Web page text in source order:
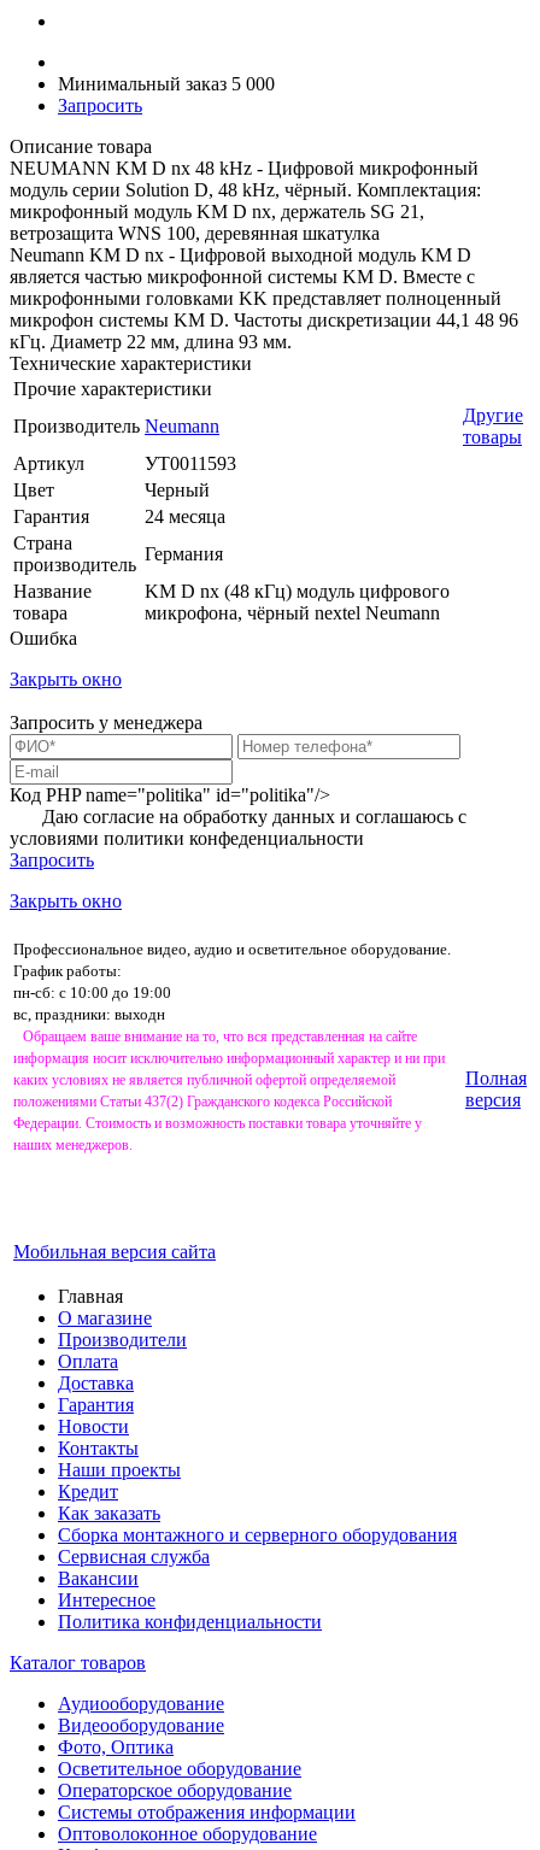
Минимальный заказ 5 000
Запросить
Описание товара
NEUMANN KM D nx 48 kHz - Цифровой микрофонный
модуль серии Solution D, 48 kHz, чёрный. Комплектация:
микрофонный модуль KM D nx, держатель SG 21,
ветрозащита WNS 100, деревянная шкатулка
Neumann KM D nx - Цифровой выходной модуль KM D
является частью микрофонной системы KM D. Вместе с
микрофонными головками KK представляет полноценный
микрофон системы KM D. Частоты дискретизации 44,1 48 96
кГц. Диаметр 22 мм, длина 93 мм.
Технические характеристики
Прочие характеристики
Производитель Neumann
Другие
товары
Артикул
УТ0011593
Цвет
Черный
Гарантия
24 месяца
Страна
производитель
Германия
Название
товара
KM D nx (48 кГц) модуль цифрового
микрофона, чёрный nextel Neumann
Ошибка
Закрыть окно
Запросить у менеджера
Код PHPname="politika" id="politika"/>
Даю согласие на обработку данных и соглашаюсь с
условиями политики конфеденциальности
Запросить
Закрыть окно
Профессиональное видео, аудио и осветительное оборудование.
График работы:
пн-сб: с 10:00 до 19:00
вс, праздники: выходн
Обращаем ваше внимание на то, что вся представленная на сайте
информация носит исключительно информационный характер и ни при
каких условиях не является публичной офертой определяемой
положениями Статьи 437(2) Гражданского кодекса Российской
Федерации. Стоимость и возможность поставки товара уточняйте у
наших менеджеров.
Мобильная версия сайта
Полная
версия
Главная
О магазине
Производители
Оплата
Доставка
Гарантия
Новости
Контакты
Наши проекты
Кредит
Как заказать
Сборка монтажного и серверного оборудования
Сервисная служба
Вакансии
Интересное
Политика конфиденциальности
Каталог товаров
Аудиооборудование
Видеооборудование
Фото, Оптика
Осветительное оборудование
Операторское оборудование
Системы отображения информации
Оптоволоконное оборудование